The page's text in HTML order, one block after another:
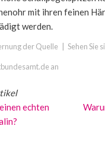
mit ihren feinen
werden.
der Quelle Sehen Sie
an
echten